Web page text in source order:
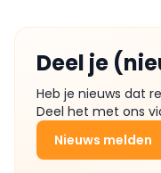
Deel je
Heb je nieuws dat
Deel het met ons
Nieuws melden